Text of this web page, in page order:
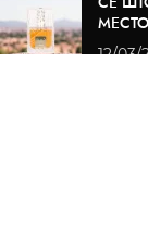
МЕСТО
12/03/